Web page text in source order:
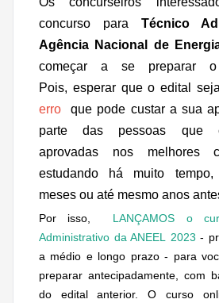
concurso para Técnico
Agência Nacional de
começar a se preparar o
Pois, esperar que o edital
erroque pode custar a sua
parte das pessoas que
aprovadas nos melhores
estudando há muito tempo,
meses ou até mesmo anos
Por isso, LANÇAMOS o
Administrativo da ANEEL 2023 -
a médio e longo prazo - para
preparar antecipadamente, com
do edital anterior. O curso